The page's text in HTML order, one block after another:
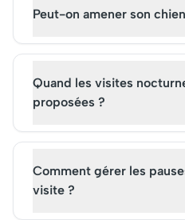
Peut-on amener son
Quand les visites
proposées ?
Comment gérer les
visite ?